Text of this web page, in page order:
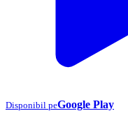
Disponibil peGoogle Play